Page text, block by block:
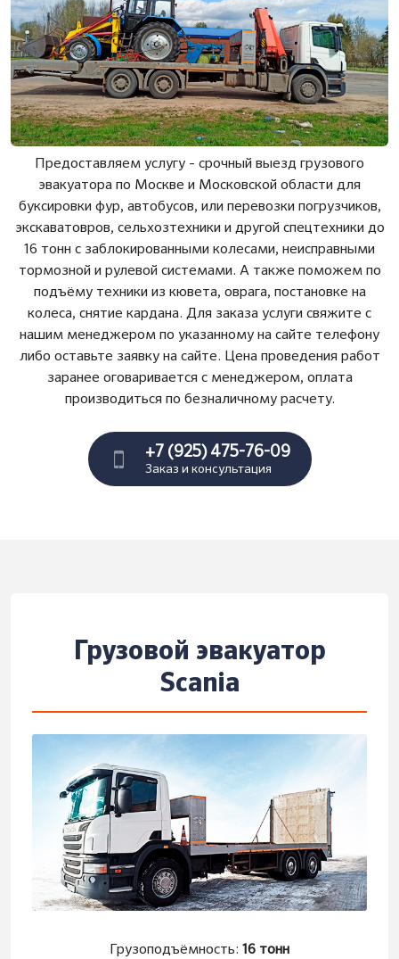
Предоставляем услугу - срочный выезд грузового
эвакуатора по Москве и Московской области для
буксировки фур, автобусов, или перевозки погрузчиков,
экскаватовров, сельхозтехники и другой спецтехники до
16 тонн с заблокированными колесами, неисправными
тормозной и рулевой системами. А также поможем по
подъёму техники из кювета, оврага, постановке на
колеса, снятие кардана. Для заказа услуги свяжите с
нашим менеджером по указанному на сайте телефону
либо оставьте заявку на сайте. Цена проведения работ
заранее оговаривается с менеджером, оплата
производиться по безналичному расчету.
+7 (925) 475-76-09
Заказ и консультация
Грузовой эвакуатор
Scania
Грузоподъёмность: 16 тонн